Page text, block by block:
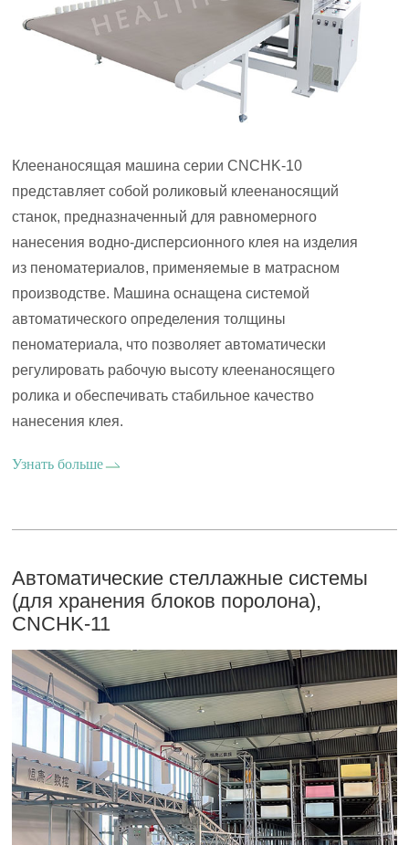
Клеенаносящая машина серии CNCHK-10
представляет собой роликовый клеенаносящий
станок, предназначенный для равномерного
нанесения водно-дисперсионного клея на изделия
из пеноматериалов, применяемые в матрасном
производстве. Машина оснащена системой
автоматического определения толщины
пеноматериала, что позволяет автоматически
регулировать рабочую высоту клеенаносящего
ролика и обеспечивать стабильное качество
нанесения клея.
Узнать больше
Автоматические стеллажные системы
(для хранения блоков поролона),
CNCHK-11